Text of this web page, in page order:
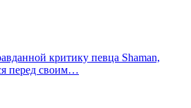
критику певца Shaman,
перед своим…